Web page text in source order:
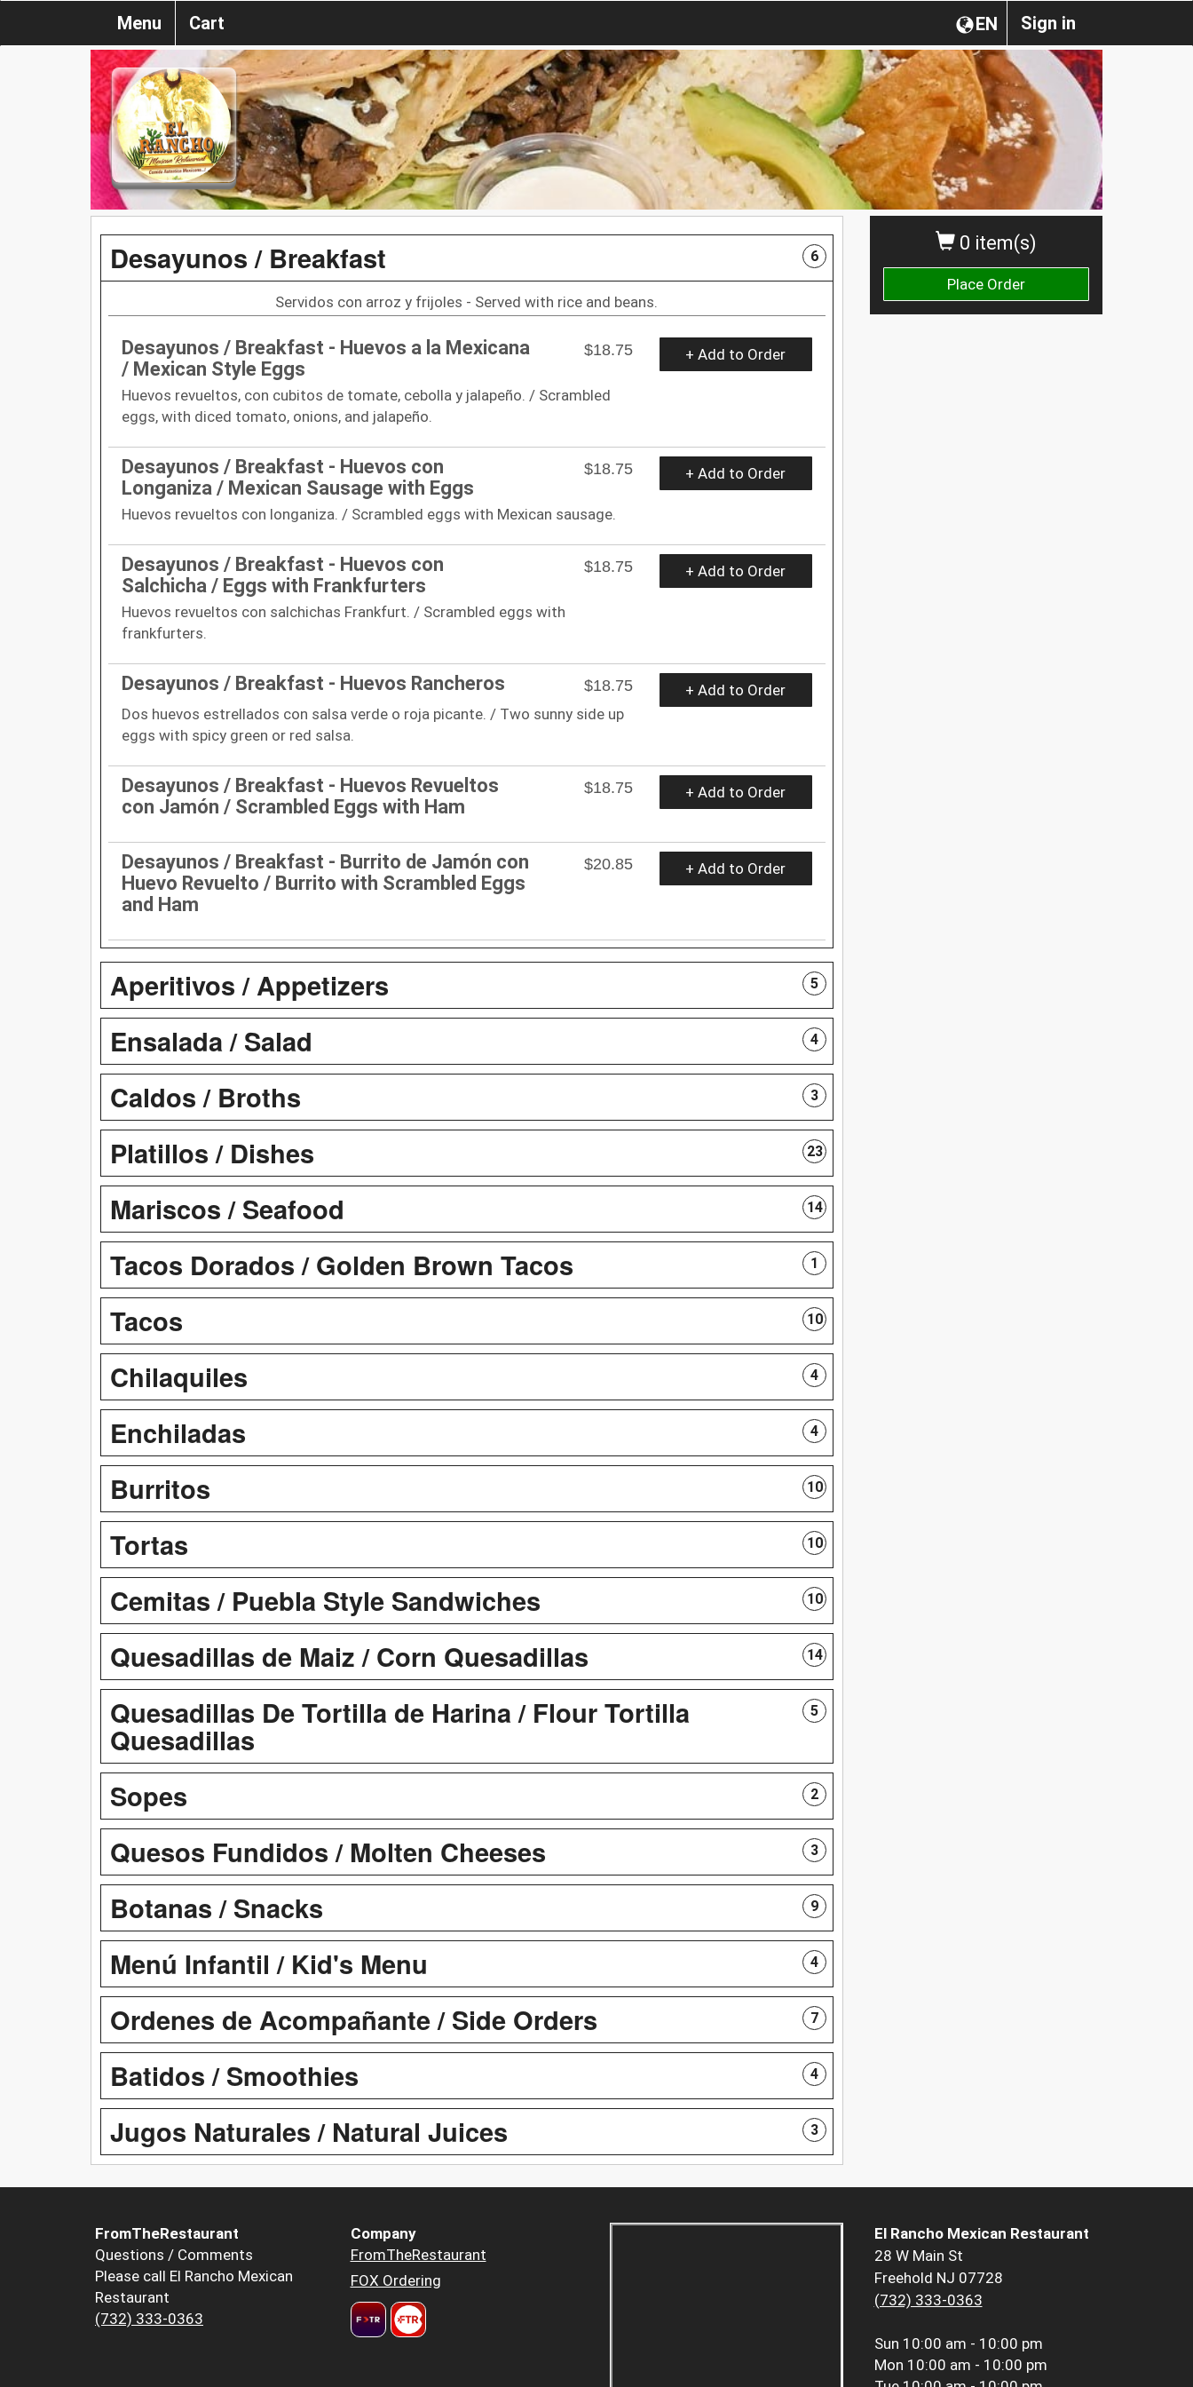
Sign in
EN
Menu Cart
0 item(s)
Place Order
Desayunos / Breakfast 6
Servidos con arroz y frijoles - Served with rice and beans.
Desayunos / Breakfast - Huevos a la Mexicana
/ Mexican Style Eggs
$18.75
Huevos revueltos, con cubitos de tomate, cebolla y jalapeño. / Scrambled
eggs, with diced tomato, onions, and jalapeño.
+ Add to Order
Desayunos / Breakfast - Huevos con
Longaniza / Mexican Sausage with Eggs
$18.75
Huevos revueltos con longaniza. / Scrambled eggs with Mexican sausage.
+ Add to Order
Desayunos / Breakfast - Huevos con
Salchicha / Eggs with Frankfurters
$18.75
Huevos revueltos con salchichas Frankfurt. / Scrambled eggs with
frankfurters.
+ Add to Order
Desayunos / Breakfast - Huevos Rancheros
$18.75
Dos huevos estrellados con salsa verde o roja picante. / Two sunny side up
eggs with spicy green or red salsa.
+ Add to Order
Desayunos / Breakfast - Huevos Revueltos
con Jamón / Scrambled Eggs with Ham
$18.75 + Add to Order
Desayunos / Breakfast - Burrito de Jamón con
Huevo Revuelto / Burrito with Scrambled Eggs
and Ham
$20.85 + Add to Order
Aperitivos / Appetizers 5
Ensalada / Salad 4
Caldos / Broths 3
Platillos / Dishes 23
Mariscos / Seafood 14
Tacos Dorados / Golden Brown Tacos 1
Tacos 10
Chilaquiles 4
Enchiladas 4
Burritos 10
Tortas 10
Cemitas / Puebla Style Sandwiches 10
Quesadillas de Maiz / Corn Quesadillas 14
Quesadillas De Tortilla de Harina / Flour Tortilla
Quesadillas
5
Sopes 2
Quesos Fundidos / Molten Cheeses 3
Botanas / Snacks 9
Menú Infantil / Kid's Menu 4
Ordenes de Acompañante / Side Orders 7
Batidos / Smoothies 4
Jugos Naturales / Natural Juices 3
FromTheRestaurant
Questions / Comments
Please call El Rancho Mexican
Restaurant
(732) 333-0363
Company
FromTheRestaurant
FOX Ordering
El Rancho Mexican Restaurant
28 W Main St
Freehold NJ 07728
(732) 333-0363
Sun 10:00 am - 10:00 pm
Mon 10:00 am - 10:00 pm